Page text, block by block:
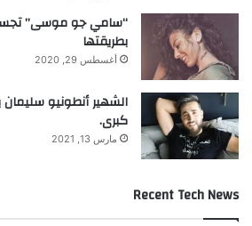
“سامي جو موسى” تجسد
بطريقتها
أغسطس 29, 2020
الشهير أنطونيو
كبرى.
مارس 13, 2021
Recent Tech News